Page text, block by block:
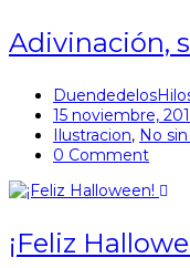
Adivinación,
15 noviembre,
Ilustracion, No
0 Comment
¡Feliz